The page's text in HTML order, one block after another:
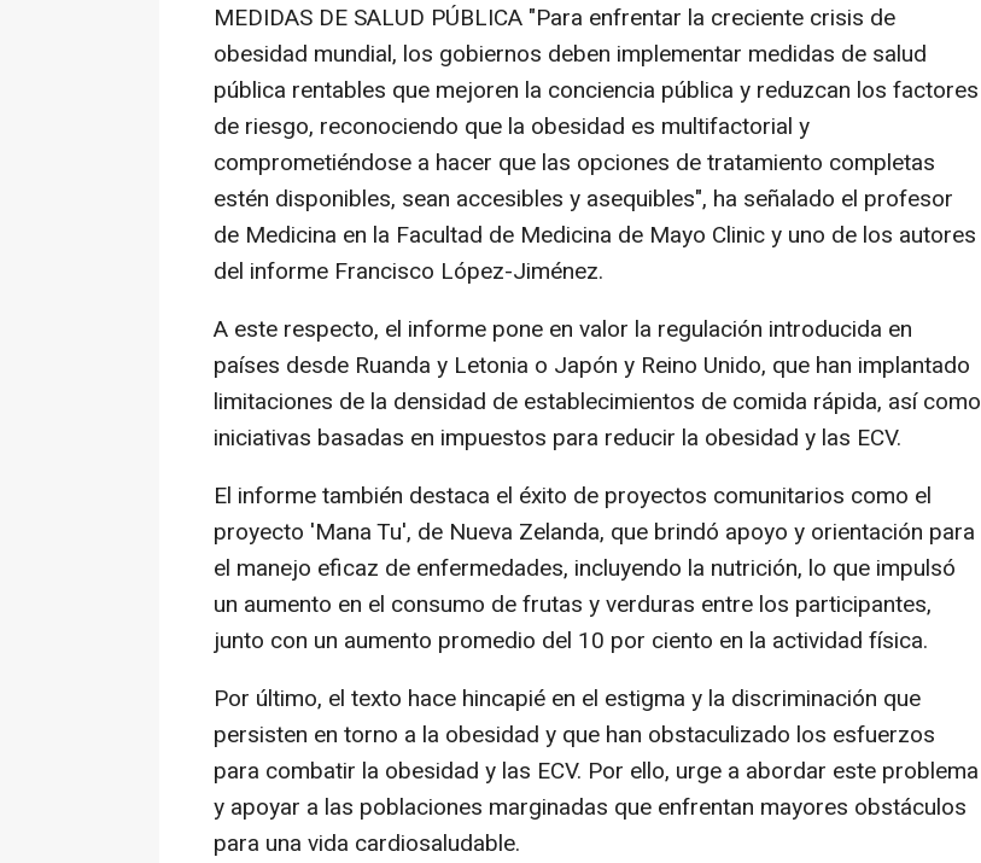
MEDIDAS DE SALUD PÚBLICA "Para enfrentar la creciente crisis de
obesidad mundial, los gobiernos deben implementar medidas de salud
pública rentables que mejoren la conciencia pública y reduzcan los factores
de riesgo, reconociendo que la obesidad es multifactorial y
comprometiéndose a hacer que las opciones de tratamiento completas
estén disponibles, sean accesibles y asequibles", ha señalado el profesor
de Medicina en la Facultad de Medicina de Mayo Clinic y uno de los autores
del informe Francisco López-Jiménez.
A este respecto, el informe pone en valor la regulación introducida en
países desde Ruanda y Letonia o Japón y Reino Unido, que han implantado
limitaciones de la densidad de establecimientos de comida rápida, así como
iniciativas basadas en impuestos para reducir la obesidad y las ECV.
El informe también destaca el éxito de proyectos comunitarios como el
proyecto 'Mana Tu', de Nueva Zelanda, que brindó apoyo y orientación para
el manejo eficaz de enfermedades, incluyendo la nutrición, lo que impulsó
un aumento en el consumo de frutas y verduras entre los participantes,
junto con un aumento promedio del 10 por ciento en la actividad física.
Por último, el texto hace hincapié en el estigma y la discriminación que
persisten en torno a la obesidad y que han obstaculizado los esfuerzos
para combatir la obesidad y las ECV. Por ello, urge a abordar este problema
y apoyar a las poblaciones marginadas que enfrentan mayores obstáculos
para una vida cardiosaludable.